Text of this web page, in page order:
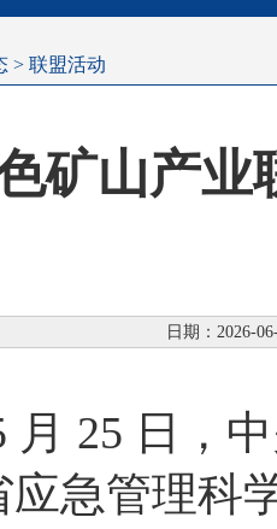
> 联盟活动
矿山产业
日期：2026-
月 25 日，
急管理科